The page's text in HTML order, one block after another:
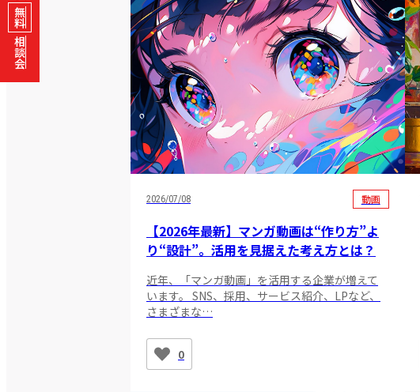
2026/07/08 動画
【2026年最新】マンガ動画は“作り方”よ
り“設計”。活用を見据えた考え方とは？
近年、「マンガ動画」を活用する企業が増えて
います。 SNS、採用、サービス紹介、LPなど、
さまざまな…
0
無料
相談会